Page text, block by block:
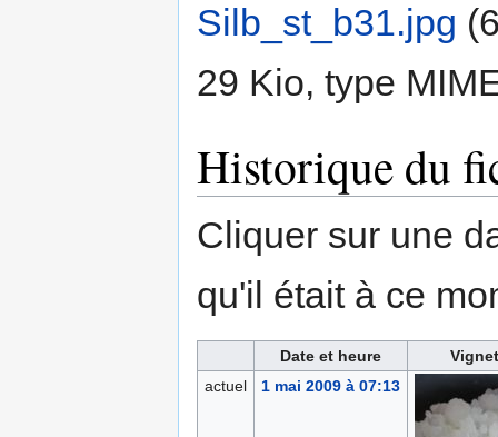
Silb_st_b31.jpg
29 Kio, type
Historique du
Cliquer sur une
qu'il était à ce
Date et heure
actuel
1 mai 2009 à 07:13